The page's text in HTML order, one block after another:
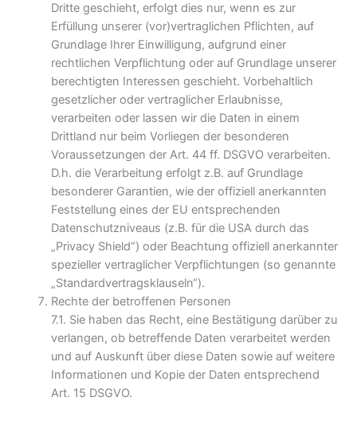
Dritte geschieht, erfolgt dies nur, wenn es zur
Erfüllung unserer (vor)vertraglichen Pflichten, auf
Grundlage Ihrer Einwilligung, aufgrund einer
rechtlichen Verpflichtung oder auf Grundlage unserer
berechtigten Interessen geschieht. Vorbehaltlich
gesetzlicher oder vertraglicher Erlaubnisse,
verarbeiten oder lassen wir die Daten in einem
Drittland nur beim Vorliegen der besonderen
Voraussetzungen der Art. 44 ff. DSGVO verarbeiten.
D.h. die Verarbeitung erfolgt z.B. auf Grundlage
besonderer Garantien, wie der offiziell anerkannten
Feststellung eines der EU entsprechenden
Datenschutzniveaus (z.B. für die USA durch das
„Privacy Shield“) oder Beachtung offiziell anerkannter
spezieller vertraglicher Verpflichtungen (so genannte
„Standardvertragsklauseln“).
Rechte der betroffenen Personen
7.1. Sie haben das Recht, eine Bestätigung darüber zu
verlangen, ob betreffende Daten verarbeitet werden
und auf Auskunft über diese Daten sowie auf weitere
Informationen und Kopie der Daten entsprechend
Art. 15 DSGVO.